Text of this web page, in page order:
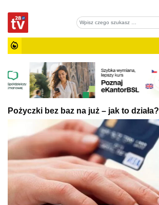
Pożyczki bez baz na już – jak to działa?